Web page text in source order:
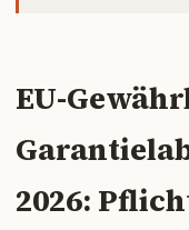
EU-
2026: